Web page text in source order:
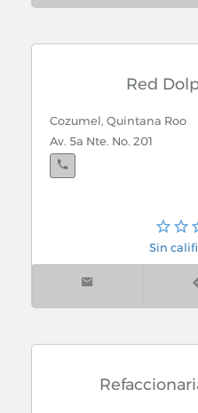
Ropa (Tiendas)
Ropa interior
Ropa, Moda y Belleza
Rosticerias
Red
Cozumel, Quintana Roo
Av. 5a Nte. No. 201
Sin